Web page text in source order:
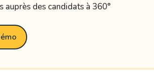
auprès des candidats à 360°